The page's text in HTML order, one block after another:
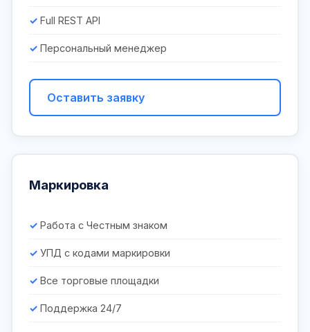
Full REST API
Персональный менеджер
Оставить заявку
Маркировка
Работа с Честным знаком
УПД с кодами маркировки
Все торговые площадки
Поддержка 24/7